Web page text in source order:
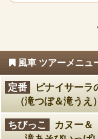
風車 ツアーメニュ
定番
ピナイサーラ
（滝つぼ＆滝うえ
ちびっこ
カヌー＆